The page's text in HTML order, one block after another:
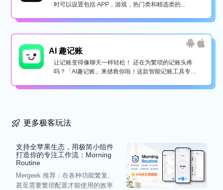
时可以设置包括 APP，游戏，热门类和精选类的...
AI 趣记账
让记账变得像聊天一样轻松！ 还在为繁琐的记账头疼
吗？「AI趣记账」来拯救你啦！这款智能记账工具专为
更多极客玩法
支持全苹果生态，用极简小组件
打造你的专注工作流：Morning
Routine
Mergeek 推荐：在各种功能繁复、
甚至需要繁琐配置才能使用的效率